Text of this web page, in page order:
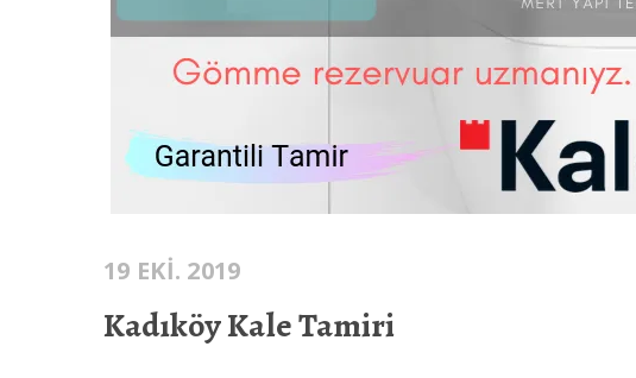
19 EKI. 2019
Kadıköy Kale Tamiri